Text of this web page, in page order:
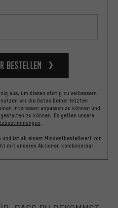
bestellen
aus, um diesen stetig zu verbessern.
wir die Daten Deiner letzten
Interessen anpassen zu können und
zu können. Es gelten unsere
.
und ist ab einem Mindestbestellwert von
mit anderen Aktionen kombinierbar.